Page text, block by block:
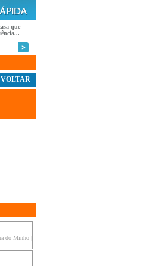
que
VOLTAR
do Minho